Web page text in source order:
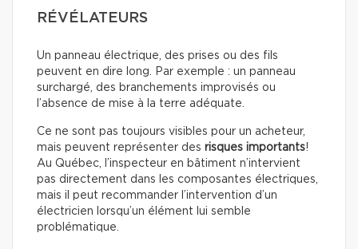
RÉVÉLATEURS
Un panneau électrique, des prises ou des fils
peuvent en dire long. Par exemple : un panneau
surchargé, des branchements improvisés ou
l’absence de mise à la terre adéquate.
Ce ne sont pas toujours visibles pour un acheteur,
mais peuvent représenter des risques importants!
Au Québec, l’inspecteur en bâtiment n’intervient
pas directement dans les composantes électriques,
mais il peut recommander l’intervention d’un
électricien lorsqu’un élément lui semble
problématique.